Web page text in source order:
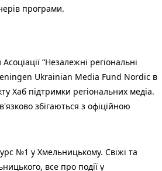
програми.
“Незалежні регіональні
Ukrainian Media Fund Nordic в
Хаб підтримки регіональних медіа.
збігаються з офіційною
№1 у Хмельницькому. Свіжі та
все про події у